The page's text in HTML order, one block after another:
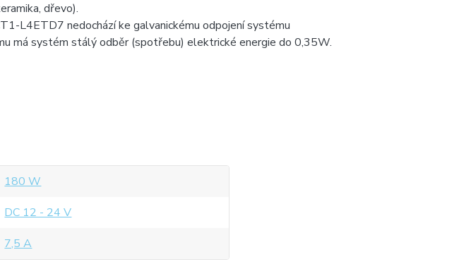
dřevo).
L4ETD7 nedochází ke galvanickému odpojení systému
má systém stálý odběr (spotřebu) elektrické energie do 0,35W.
180 W
DC 12 - 24 V
7,5 A